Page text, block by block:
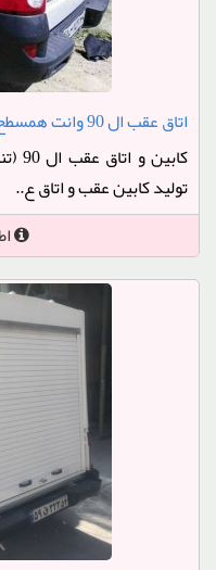
اتاق عقب ال 90 وانت همسطح
تولید کابین عقب و اتاق ع..